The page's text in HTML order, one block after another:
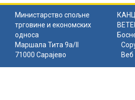
Министарство спољне
трговине и економских
односа
Маршала Тита 9а/II
71000 Сарајево
Веб